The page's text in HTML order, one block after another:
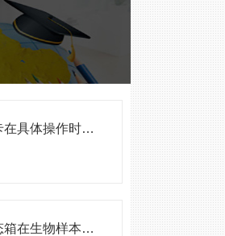
空间分辨率测试卡在具体操作时，应该注意些什么？
解析有机玻璃静态箱在生物样本保存中的优势